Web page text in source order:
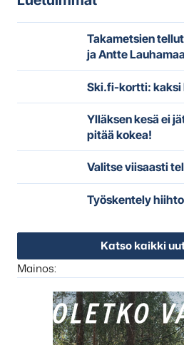
Takametsien
ja Antte
Ski.fi-kortti: kaksi
Ylläksen kesä ei
pitää kokea!
Valitse viisaasti
Työskentely
Katso kaikki
Mainos: